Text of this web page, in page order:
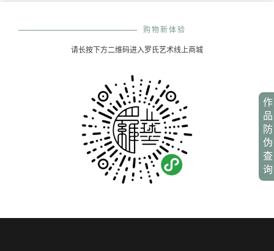
作
品
防
伪
查
询
购物新体验
请长按下方二维码进入罗氏艺术线上商城